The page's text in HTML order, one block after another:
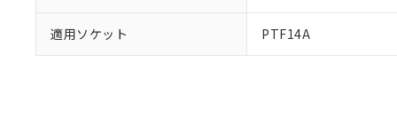
適用ソケット PTF14A